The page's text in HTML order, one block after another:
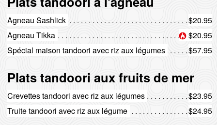
Agneau Sashlick
$20.95
Agneau Tikka
$20.95
Spécial maison tandoori avec riz aux légumes
$57.95
Plats tandoori aux fruits de mer
Crevettes tandoori avec riz aux légumes
$23.95
Truite tandoori avec riz aux légume
$24.95